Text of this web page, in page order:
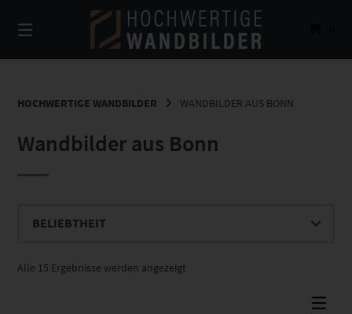
zum
Inhalt
HOCHWERTIGE WANDBILDER WANDBILDER AUS BONN
Wandbilder aus Bonn
Alle 15 Ergebnisse werden angezeigt